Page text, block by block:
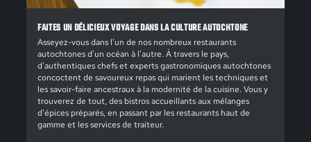
FAITES UN DÉLICIEUX VOYAGE DANS LA CULTURE AUTOCHTONE
Asseyez-vous dans l'un de nos nombreux restaurants
autochtones d'un océan à l'autre. À travers le pays,
d'authentiques chefs et experts gastronomiques autochtones
concoctent de savoureux repas qui marient les techniques et
les savoir-faire ancestraux à la modernité de la cuisine. Vous y
trouverez de tout, des bistros accueillants aux mélanges
d'épices préparés, en passant par les restaurants haut de
gamme et les services de traiteur.